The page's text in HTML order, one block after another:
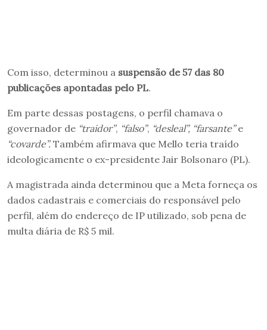
Com isso, determinou a suspensão de 57 das 80
publicações apontadas pelo PL.
Em parte dessas postagens, o perfil chamava o
governador de “traidor”, “falso”, “desleal”, “farsante”e
“covarde”. Também afirmava que Mello teria traído
ideologicamente o ex-presidente Jair Bolsonaro (PL).
A magistrada ainda determinou que a Meta forneça os
dados cadastrais e comerciais do responsável pelo
perfil, além do endereço de IP utilizado, sob pena de
multa diária de R$ 5 mil.